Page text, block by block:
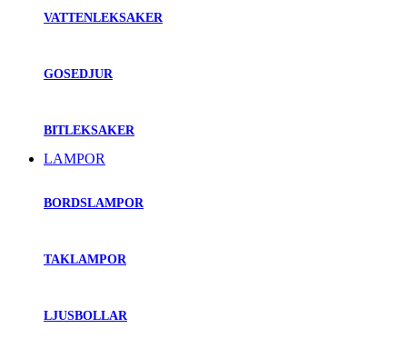
VATTENLEKSAKER
GOSEDJUR
BITLEKSAKER
LAMPOR
BORDSLAMPOR
TAKLAMPOR
LJUSBOLLAR